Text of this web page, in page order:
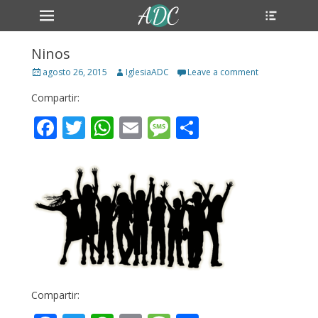
Skip
to
Primary Menu
Ninos
Posted
agosto 26, 2015 Author
IglesiaADC Leave a comment
Compartir:
Facebook
Twitter
WhatsApp
EmailMessage
Compartir: